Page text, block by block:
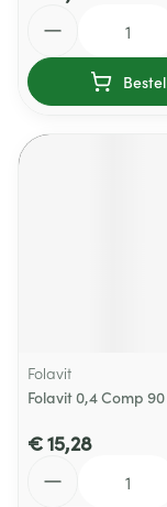
Bestel
Folavit
Folavit 0,4 Comp 90
€ 15,28